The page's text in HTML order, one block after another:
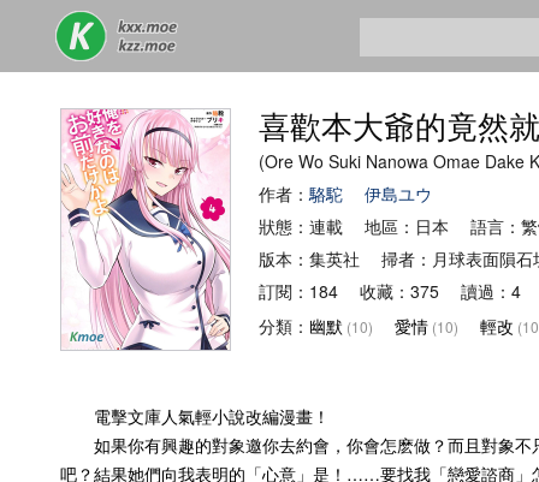
喜歡本大爺的竟然
(Ore Wo Suki Nanowa Omae
作者：駱駝
伊島ユウ
狀態：連載 地區：日本 語言：
版本：集英社 掃者：月球表面隕
訂閱：184 收藏：375 讀過：4
分類： 幽默 (10) 愛情 (10) 輕改
電擊文庫人氣輕小說改編漫畫！
如果你有興趣的對象邀你去約會，你會怎麽做？而且對象不
吧？結果她們向我表明的「心意」是！……要找我「戀愛諮商